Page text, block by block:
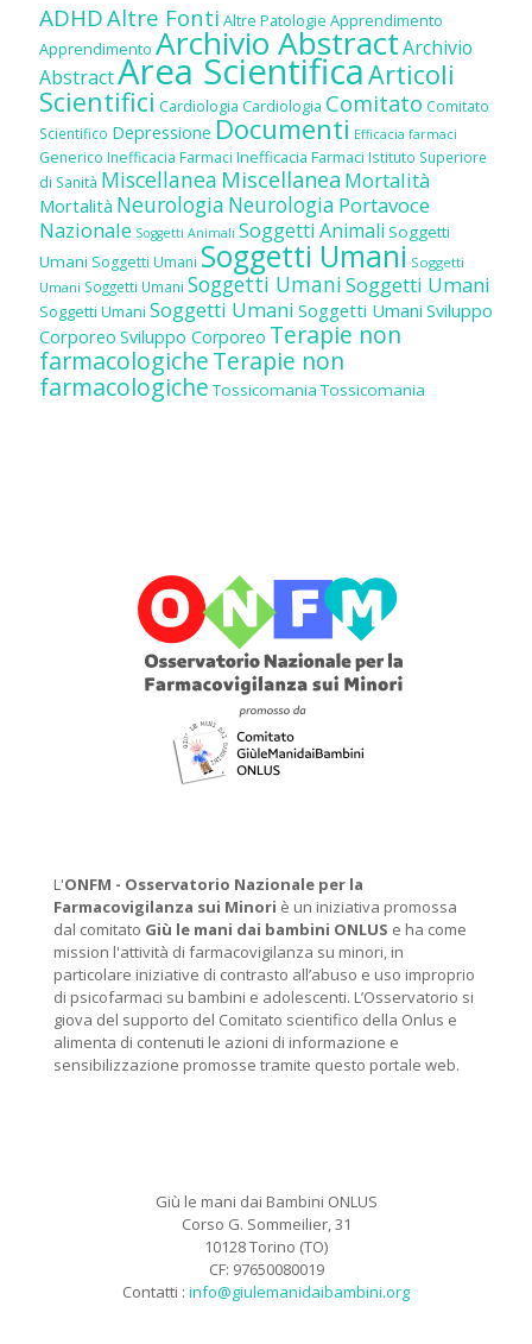
ADHDAltre Fonti Altre Patologie Apprendimento
Apprendimento Archivio AbstractArchivio
AbstractArea ScientificaArticoli
Scientifici Cardiologia Cardiologia Comitato Comitato
Scientifico Depressione Documenti Efficacia farmaci
Generico Inefficacia Farmaci Inefficacia Farmaci Istituto Superiore
di Sanità Miscellanea Miscellanea Mortalità
Mortalità Neurologia Neurologia Portavoce
Nazionale Soggetti Animali Soggetti Animali Soggetti
Umani Soggetti Umani Soggetti Umani Soggetti
Umani Soggetti Umani Soggetti UmaniSoggetti Umani
Soggetti Umani Soggetti Umani Soggetti Umani Sviluppo
Corporeo Sviluppo Corporeo Terapie non
farmacologicheTerapie non
farmacologiche Tossicomania Tossicomania
L'ONFM - Osservatorio Nazionale per la
Farmacovigilanza sui Minori è un iniziativa promossa
dal comitato Giù le mani dai bambini ONLUS e ha come
mission l'attività di farmacovigilanza su minori, in
particolare iniziative di contrasto all’abuso e uso improprio
di psicofarmaci su bambini e adolescenti. L’Osservatorio si
giova del supporto del Comitato scientifico della Onlus e
alimenta di contenuti le azioni di informazione e
sensibilizzazione promosse tramite questo portale web.
Giù le mani dai Bambini ONLUS
Corso G. Sommeilier, 31
10128 Torino (TO)
CF: 97650080019
Contatti : info@giulemanidaibambini.org